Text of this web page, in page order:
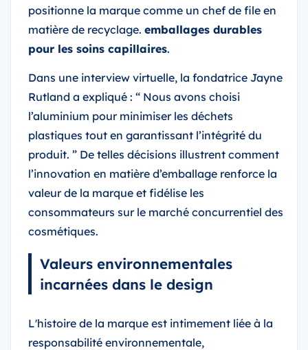
positionne la marque comme un chef de file en
matière de recyclage. emballages durables
pour les soins capillaires.
Dans une interview virtuelle, la fondatrice Jayne
Rutland a expliqué : “ Nous avons choisi
l’aluminium pour minimiser les déchets
plastiques tout en garantissant l’intégrité du
produit. ” De telles décisions illustrent comment
l’innovation en matière d’emballage renforce la
valeur de la marque et fidélise les
consommateurs sur le marché concurrentiel des
cosmétiques.
Valeurs environnementales
incarnées dans le design
L'histoire de la marque est intimement liée à la
responsabilité environnementale,